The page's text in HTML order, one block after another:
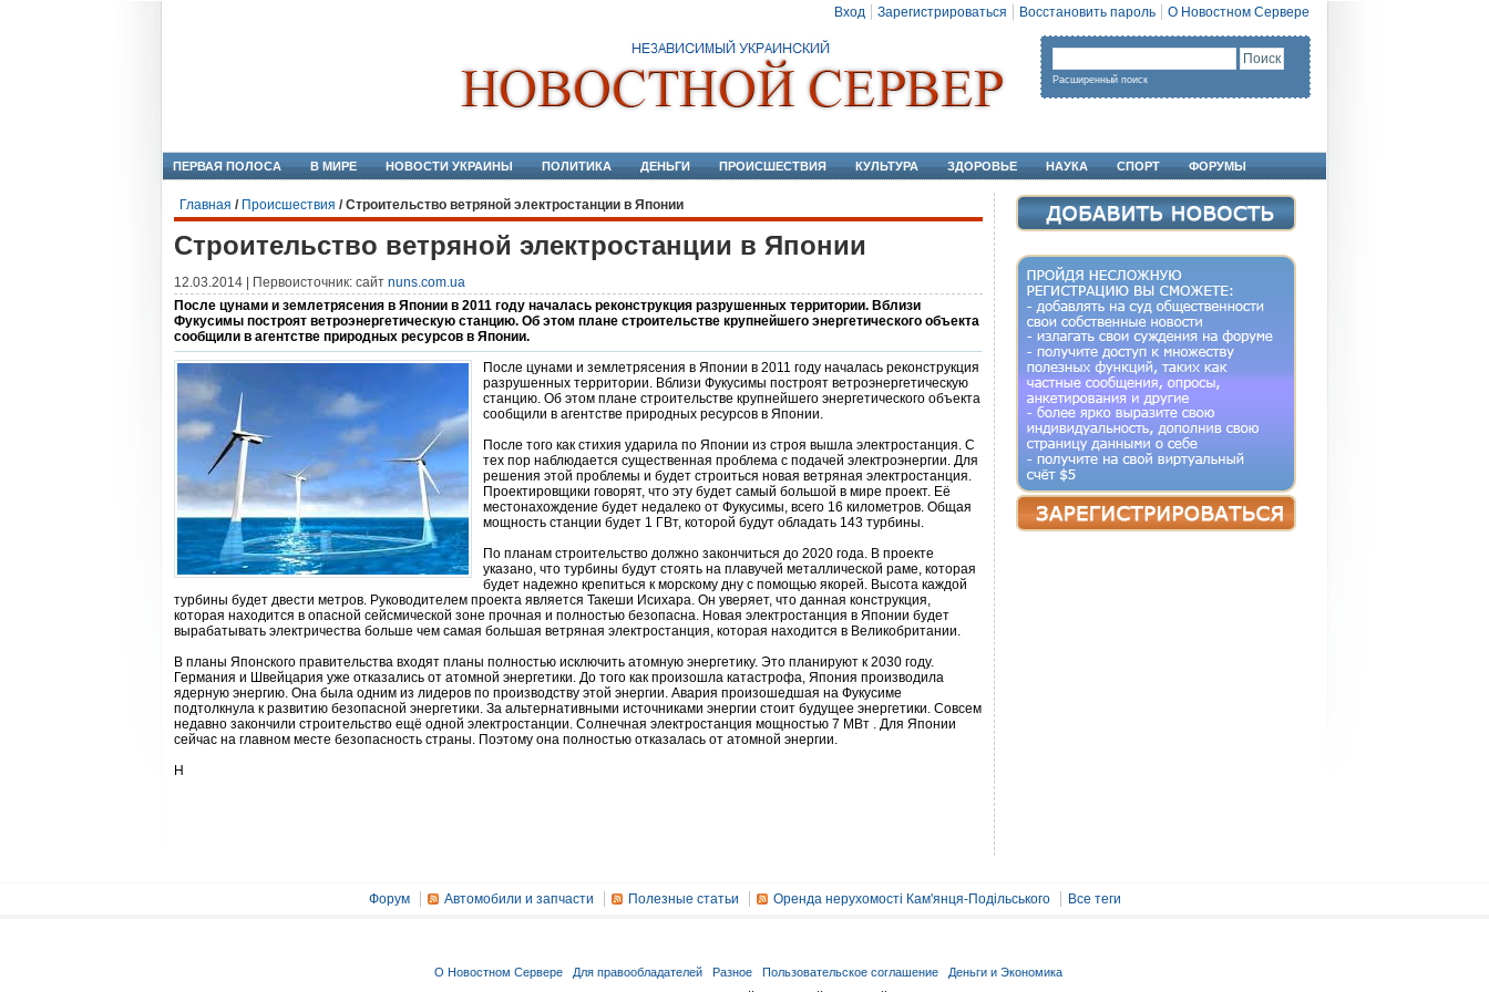
Вход Зарегистрироваться Восстановить пароль О Новостном Сервере
Расширенный поиск
ПЕРВАЯ ПОЛОСА В МИРЕ НОВОСТИ УКРАИНЫ ПОЛИТИКА ДЕНЬГИ ПРОИСШЕСТВИЯ КУЛЬТУРА ЗДОРОВЬЕ НАУКА СПОРТ ФОРУМЫ
Главная / Происшествия /Строительство ветряной электростанции в Японии
Строительство ветряной электростанции в Японии
12.03.2014 | Первоисточник: сайт nuns.com.ua
После цунами и землетрясения в Японии в 2011 году началась реконструкция разрушенных территории. Вблизи
Фукусимы построят ветроэнергетическую станцию. Об этом плане строительстве крупнейшего энергетического объекта
сообщили в агентстве природных ресурсов в Японии.
После цунами и землетрясения в Японии в 2011 году началась реконструкция
разрушенных территории. Вблизи Фукусимы построят ветроэнергетическую
станцию. Об этом плане строительстве крупнейшего энергетического объекта
сообщили в агентстве природных ресурсов в Японии.
После того как стихия ударила по Японии из строя вышла электростанция. С
тех пор наблюдается существенная проблема с подачей электроэнергии. Для
решения этой проблемы и будет строиться новая ветряная электростанция.
Проектировщики говорят, что эту будет самый большой в мире проект. Её
местонахождение будет недалеко от Фукусимы, всего 16 километров. Общая
мощность станции будет 1 ГВт, которой будут обладать 143 турбины.
По планам строительство должно закончиться до 2020 года. В проекте
указано, что турбины будут стоять на плавучей металлической раме, которая
будет надежно крепиться к морскому дну с помощью якорей. Высота каждой
турбины будет двести метров. Руководителем проекта является Такеши Исихара. Он уверяет, что данная конструкция,
которая находится в опасной сейсмической зоне прочная и полностью безопасна. Новая электростанция в Японии будет
вырабатывать электричества больше чем самая большая ветряная электростанция, которая находится в Великобритании.
В планы Японского правительства входят планы полностью исключить атомную энергетику. Это планируют к 2030 году.
Германия и Швейцария уже отказались от атомной энергетики. До того как произошла катастрофа, Япония производила
ядерную энергию. Она была одним из лидеров по производству этой энергии. Авария произошедшая на Фукусиме
подтолкнула к развитию безопасной энергетики. За альтернативными источниками энергии стоит будущее энергетики. Совсем
недавно закончили строительство ещё одной электростанции. Солнечная электростанция мощностью 7 МВт . Для Японии
сейчас на главном месте безопасность страны. Поэтому она полностью отказалась от атомной энергии.
Н
Форум Автомобили и запчасти Полезные статьи Оренда нерухомості Кам'янця-Подільського Все теги
О Новостном Сервере Для правообладателей Разное Пользовательское соглашение
Деньги и Экономика